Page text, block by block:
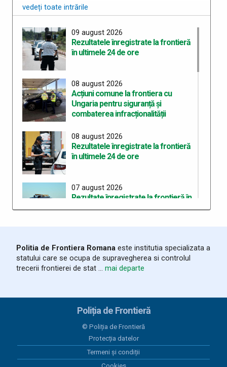
vedeți toate intrările
09 august 2026
Rezultatele înregistrate la frontieră
în ultimele 24 de ore
08 august 2026
Acțiuni comune la frontiera cu
Ungaria pentru siguranță și
combaterea infracționalității
08 august 2026
Rezultatele înregistrate la frontieră
în ultimele 24 de ore
07 august 2026
Rezultate înregistrate la frontieră în
ultimele 24 de ore
Trei cetățeni chinezi depistați la PTF
Stamora-Moravița cu vize false
Rezultate înregistrate la frontieră în
ultimele 24 de ore
05 august 2026
Organizarea celui de-al treilea
Politia de Frontiera Romana este institutia specializata a
statului care se ocupa de supravegherea si controlul
trecerii frontierei de stat ... mai departe
Poliția de Frontieră
© Poliția de Frontieră
Protecția datelor
Termeni și condiții